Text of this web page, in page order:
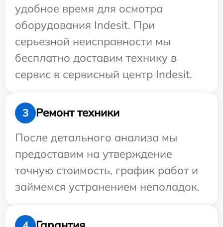
удобное время для осмотра
оборудования Indesit. При
серьезной неисправности мы
бесплатно доставим технику в
сервис в сервисный центр Indesit.
3
Ремонт техники
После детального анализа мы
предоставим на утверждение
точную стоимость, график работ и
займемся устранением неполадок.